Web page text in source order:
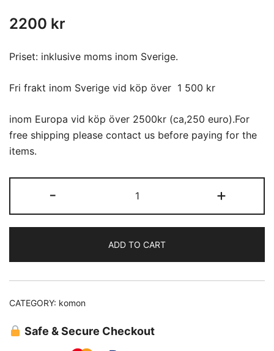
2200 kr
Priset: inklusive moms inom Sverige.
Fri frakt inom Sverige vid köp över 1 500 kr
inom Europa vid köp över 2500kr (ca,250 euro).For
free shipping please contact us before paying for the
items.
-
(49)
quantity
+
ADD TO CART
CATEGORY: komon
Safe & Secure Checkout